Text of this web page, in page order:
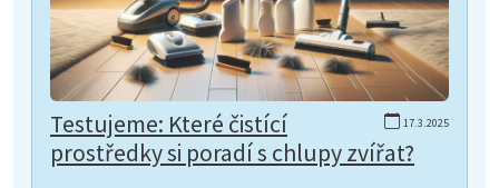
17.3.2025
Testujeme: Které čistící
prostředky si poradí s chlupy zvířat?